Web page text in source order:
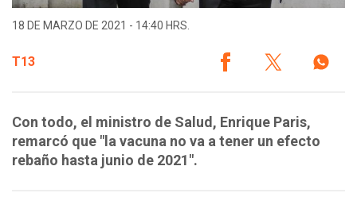
18 DE MARZO DE 2021 - 14:40 HRS.
T13
Con todo, el ministro de Salud, Enrique Paris,
remarcó que "la vacuna no va a tener un efecto
rebaño hasta junio de 2021".